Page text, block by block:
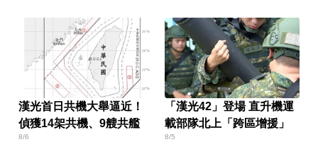
漢光首日共機大舉逼近！
偵獲14架共機、9艘共艦
8/6
「漢光42」登場 直升機運
載部隊北上「跨區增援」
8/5